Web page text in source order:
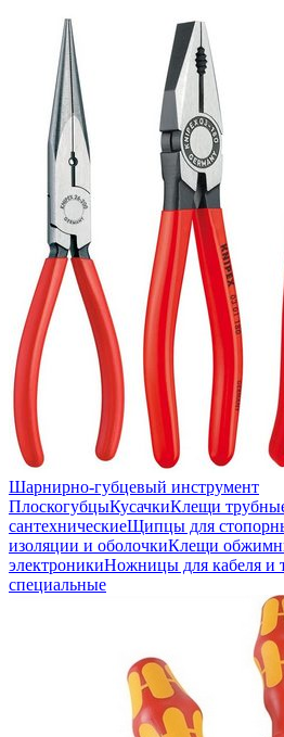
Шарнирно-губцевый инструмент
ПлоскогубцыКусачкиКлещи
сантехническиеЩипцы для
изоляции и оболочкиКлещи
электроникиНожницы для кабеля и
специальные